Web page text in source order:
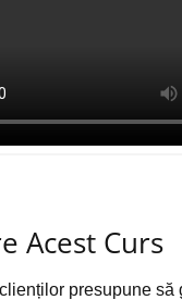
Acest Curs
presupune să